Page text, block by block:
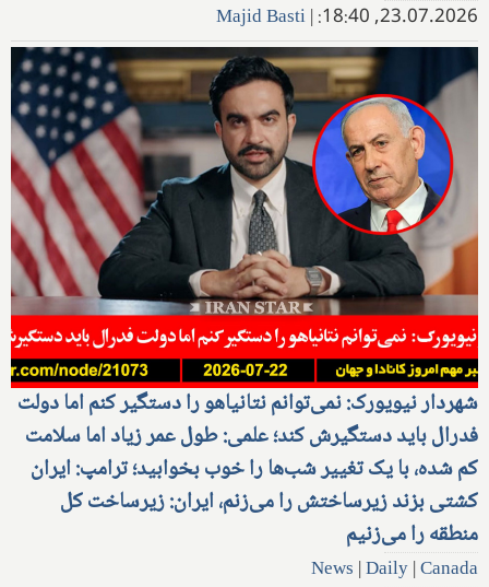
23.07.2026, 18:40:
|
Majid Basti
شهردار نیویورک: نمی‌توانم نتانیاهو را دستگیر کنم اما دولت
فدرال باید دستگیرش کند؛ علمی: طول عمر زیاد اما سلامت
کم شده، با یک تغییر شب‌ها را خوب بخوابید؛ ترامپ: ایران
کشتی بزند زیرساختش را می‌زنم، ایران: زیرساخت کل
منطقه را می‌زنیم
News |Daily|Canada